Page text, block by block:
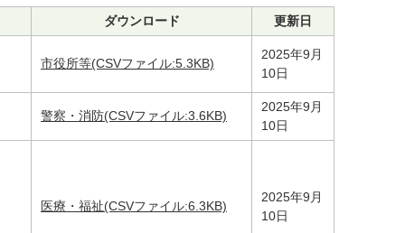
ダウンロード 更新日
市役所等(CSVファイル:5.3KB)
2025年9月
10日
警察・消防(CSVファイル:3.6KB)
2025年9月
10日
医療・福祉(CSVファイル:6.3KB)
2025年9月
10日